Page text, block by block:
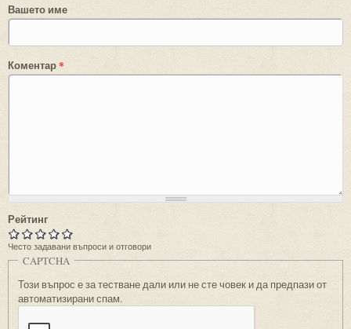
Вашето име
Коментар*
Рейтинг
Често задавани въпроси и отговори
CAPTCHA
Този въпрос е за тестване дали или не сте човек и да предпази от
автоматизирани спам.